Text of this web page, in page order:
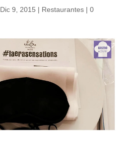
Dic 9, 2015 | Restaurantes| 0